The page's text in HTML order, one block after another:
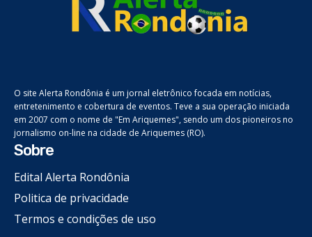
O site Alerta Rondônia é um jornal eletrônico focada em notícias,
entretenimento e cobertura de eventos. Teve a sua operação iniciada
em 2007 com o nome de "Em Ariquemes", sendo um dos pioneiros no
jornalismo on-line na cidade de Ariquemes (RO).
Sobre
Edital Alerta Rondônia
Politica de privacidade
Termos e condições de uso